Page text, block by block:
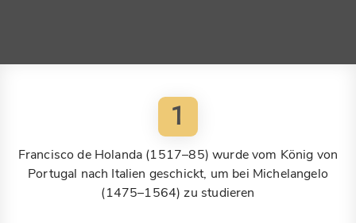
1
Francisco de Holanda (1517–85) wurde vom König von
Portugal nach Italien geschickt, um bei Michelangelo
(1475–1564) zu studieren